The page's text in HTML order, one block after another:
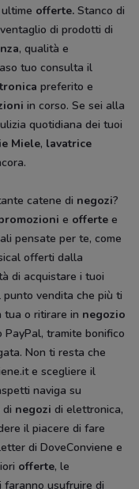
offerte. Stanco di
di prodotti di
, qualità e
tuo consulta il
preferito e
in corso. Se sei alla
quotidiana dei tuoi
Miele, lavatrice
catene di negozi?
e offerte e
pensate per te, come
offerti dalla
di acquistare i tuoi
vendita che più ti
tua o ritirare in negozio
tramite bonifico
Non ti resta che
e scegliere il
naviga su
negozi di elettronica,
il piacere di fare
di DoveConviene e
offerte, le
faranno usufruire di